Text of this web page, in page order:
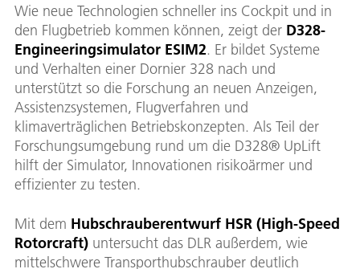
Wie neue Technologien schneller ins Cockpit und in
den Flugbetrieb kommen können, zeigt der D328-
Engineeringsimulator ESIM2. Er bildet Systeme
und Verhalten einer Dornier 328 nach und
unterstützt so die Forschung an neuen Anzeigen,
Assistenzsystemen, Flugverfahren und
klimaverträglichen Betriebskonzepten. Als Teil der
Forschungsumgebung rund um die D328® UpLift
hilft der Simulator, Innovationen risikoärmer und
effizienter zu testen.
Mit dem Hubschrauberentwurf HSR (High-Speed
Rotorcraft) untersucht das DLR außerdem, wie
mittelschwere Transporthubschrauber deutlich